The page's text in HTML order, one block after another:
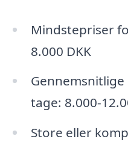
Mindstepriser
8.000 DKK
tage: 8.000-
Store eller